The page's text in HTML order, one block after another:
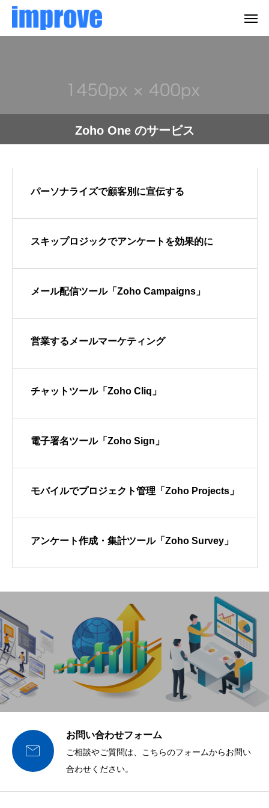
Zoho One のサービス
パーソナライズで顧客別に宣伝する
スキップロジックでアンケートを効果的に
メール配信ツール「Zoho Campaigns」
営業するメールマーケティング
チャットツール「Zoho Cliq」
電子署名ツール「Zoho Sign」
モバイルでプロジェクト管理「Zoho Projects」
アンケート作成・集計ツール「Zoho Survey」

お問い合わせフォーム
ご相談やご質問は、こちらのフォームからお問い
合わせください。